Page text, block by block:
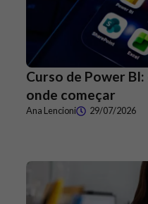
Curso de Power
onde começar
Ana Lencioni 29/07/2026